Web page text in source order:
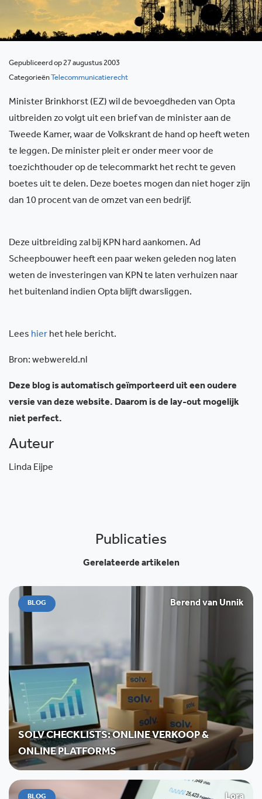
Gepubliceerd op 27 augustus 2003
Categorieën Telecommunicatierecht
Minister Brinkhorst (EZ) wil de bevoegdheden van Opta
uitbreiden zo volgt uit een brief van de minister aan de
Tweede Kamer, waar de Volkskrant de hand op heeft weten
te leggen. De minister pleit er onder meer voor de
toezichthouder op de telecommarkt het recht te geven
boetes uit te delen. Deze boetes mogen dan niet hoger zijn
dan 10 procent van de omzet van een bedrijf.
Deze uitbreiding zal bij KPN hard aankomen. Ad
Scheepbouwer heeft een paar weken geleden nog laten
weten de investeringen van KPN te laten verhuizen naar
het buitenland indien Opta blijft dwarsliggen.
Lees hier het hele bericht.
Bron: webwereld.nl
Deze blog is automatisch geïmporteerd uit een oudere
versie van deze website. Daarom is de lay-out mogelijk
niet perfect.
Auteur
Linda Eijpe
Publicaties
Gerelateerde artikelen
BLOG Berend van Unnik
SOLV CHECKLISTS: ONLINE VERKOOP &
ONLINE PLATFORMS
BLOG Lora